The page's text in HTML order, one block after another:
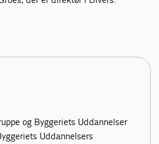
og Byggeriets Uddannelser
Uddannelsers